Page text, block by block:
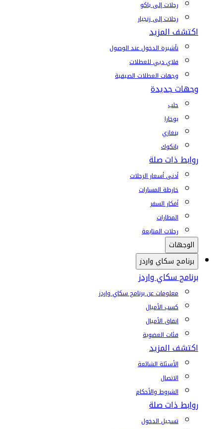
رحلات إلى باكو
رحلات إلى زنجبار
اكتشف المزيد
تأشيرة الدخول عند الوصول
فلاي دبي للعطلات
وجهات العطلات الصيفية
وجهات جديدة
حلب
بوخارا
بنغازي
بانكوك
روابط ذات صلة
أدنى أسعار الرحلات
خارطة المسارات
أفكار السفر
المطارات
رحلات المتابعة
الوجهات
برنامج سكاي واردز
برنامج سكاي واردز
معلومات عن برنامج سكاي واردز
كسب الأميال
إنفاق الأميال
فئات العضوية
اكتشف المزيد
الأسئلة الشائعة
الاتصال
الشروط والأحكام
روابط ذات صلة
تسجيل الدخول